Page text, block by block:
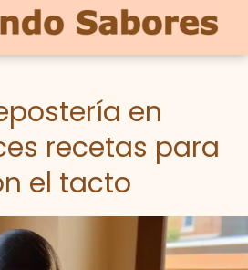
en
recetas para
el tacto